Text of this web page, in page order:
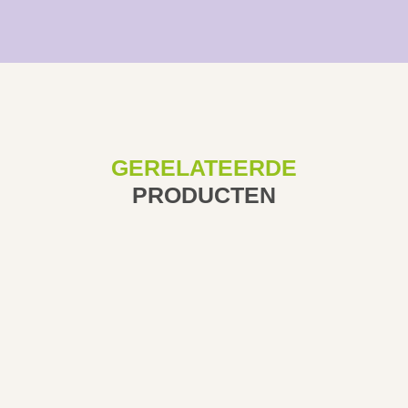
GERELATEERDE
PRODUCTEN